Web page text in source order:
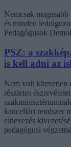
Nemcsak
és minden
Pedagógusok
PSZ: a
is kell adni az
Nem volt közvetlen
részletes
kancellári rendszer
elnevezés
pedagógusi